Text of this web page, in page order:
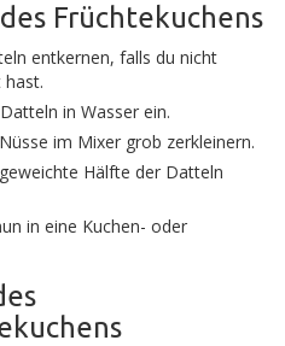
Früchtekuchens
entkernen, falls du nicht
in Wasser ein.
im Mixer grob zerkleinern.
Hälfte der Datteln
in eine Kuchen- oder